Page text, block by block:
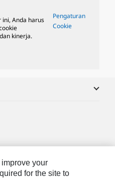
Anda harus
kinerja.
Pengaturan
Cookie
your
for the site to